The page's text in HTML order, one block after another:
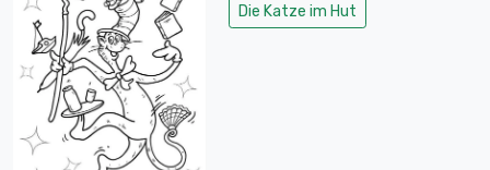
Die Katze im Hut